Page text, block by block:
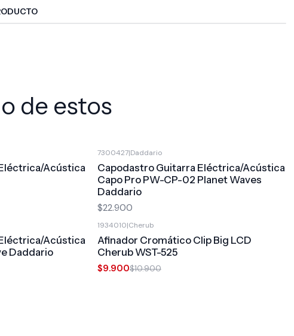
de estos
Acústica
7300427|Daddario
Capodastro Guitarra Eléctrica/Acústica
Capo Pro PW-CP-02 Planet Waves
Daddario
$22.900
Acústica
Daddario
1934010|Cherub
Afinador Cromático Clip Big LCD
Cherub WST-525
$9.900$10.900